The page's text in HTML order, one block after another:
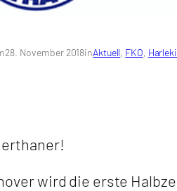
28. November 2018inAktuell, FKO,
wird die erste